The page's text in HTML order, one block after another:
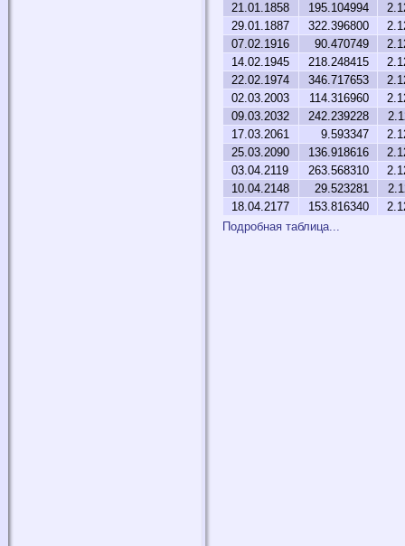
21.01.1858
195.104994
29.01.1887
322.396800
07.02.1916
90.470749
14.02.1945
218.248415
22.02.1974
346.717653
02.03.2003
114.316960
09.03.2032
242.239228
17.03.2061
9.593347
25.03.2090
136.918616
03.04.2119
263.568310
10.04.2148
29.523281
18.04.2177
153.816340
Подробная таблица...